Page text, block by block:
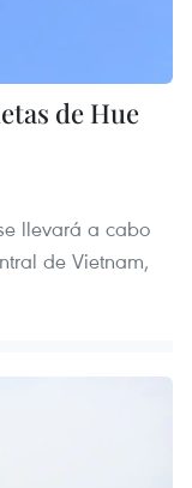
de Hue
llevará a cabo
de Vietnam,